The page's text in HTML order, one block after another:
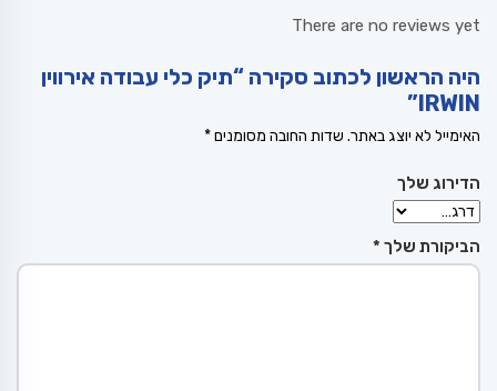
There are no reviews yet
היה הראשון לכתוב סקירה “תיק כלי עבודה אירווין
IRWIN”
האימייל לא יוצג באתר. שדות החובה מסומנים*
הדירוג שלך
הביקורת שלך *